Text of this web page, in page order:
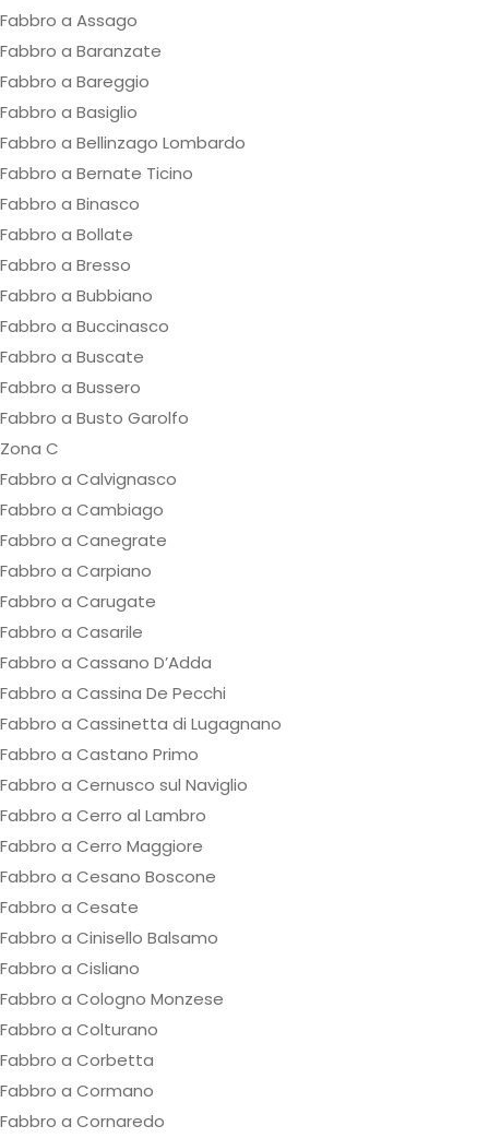
Fabbro a Assago
Fabbro a Baranzate
Fabbro a Bareggio
Fabbro a Basiglio
Fabbro a Bellinzago Lombardo
Fabbro a Bernate Ticino
Fabbro a Binasco
Fabbro a Bollate
Fabbro a Bresso
Fabbro a Bubbiano
Fabbro a Buccinasco
Fabbro a Buscate
Fabbro a Bussero
Fabbro a Busto Garolfo
Zona C
Fabbro a Calvignasco
Fabbro a Cambiago
Fabbro a Canegrate
Fabbro a Carpiano
Fabbro a Carugate
Fabbro a Casarile
Fabbro a Cassano D’Adda
Fabbro a Cassina De Pecchi
Fabbro a Cassinetta di Lugagnano
Fabbro a Castano Primo
Fabbro a Cernusco sul Naviglio
Fabbro a Cerro al Lambro
Fabbro a Cerro Maggiore
Fabbro a Cesano Boscone
Fabbro a Cesate
Fabbro a Cinisello Balsamo
Fabbro a Cisliano
Fabbro a Cologno Monzese
Fabbro a Colturano
Fabbro a Corbetta
Fabbro a Cormano
Fabbro a Cornaredo